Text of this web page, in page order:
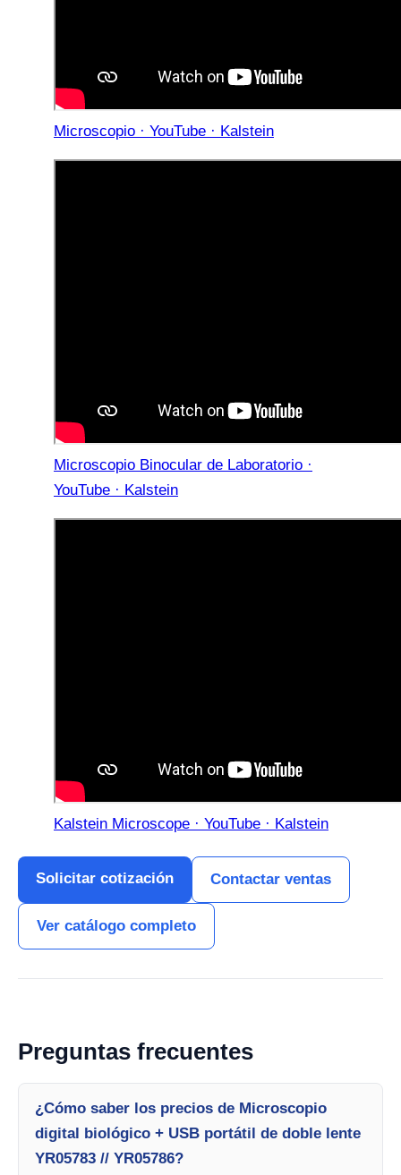
Microscopio · YouTube · Kalstein
Microscopio Binocular de Laboratorio ·
YouTube · Kalstein
Kalstein Microscope · YouTube · Kalstein
Solicitar cotización Contactar ventas
Ver catálogo completo
Preguntas frecuentes
¿Cómo saber los precios de Microscopio
digital biológico + USB portátil de doble lente
YR05783 // YR05786?